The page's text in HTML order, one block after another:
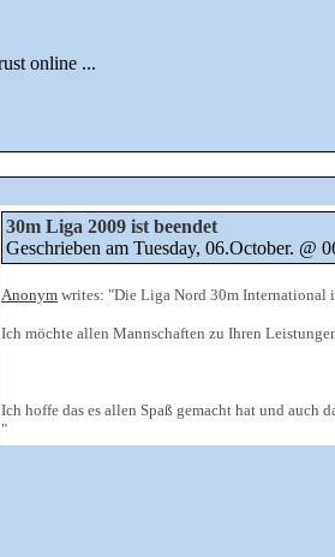
online ...
30m Liga 2009 ist beendet
Geschrieben am Tuesday, 06.October. @
Anonym writes: "Die Liga Nord 30m International
Ich möchte allen Mannschaften zu Ihren
Ich hoffe das es allen Spaß gemacht hat und auch
"